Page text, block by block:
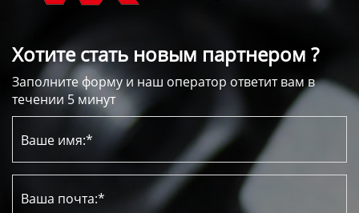
Хотите стать новым партнером ?
Заполните форму и наш оператор ответит вам в
течении 5 минут